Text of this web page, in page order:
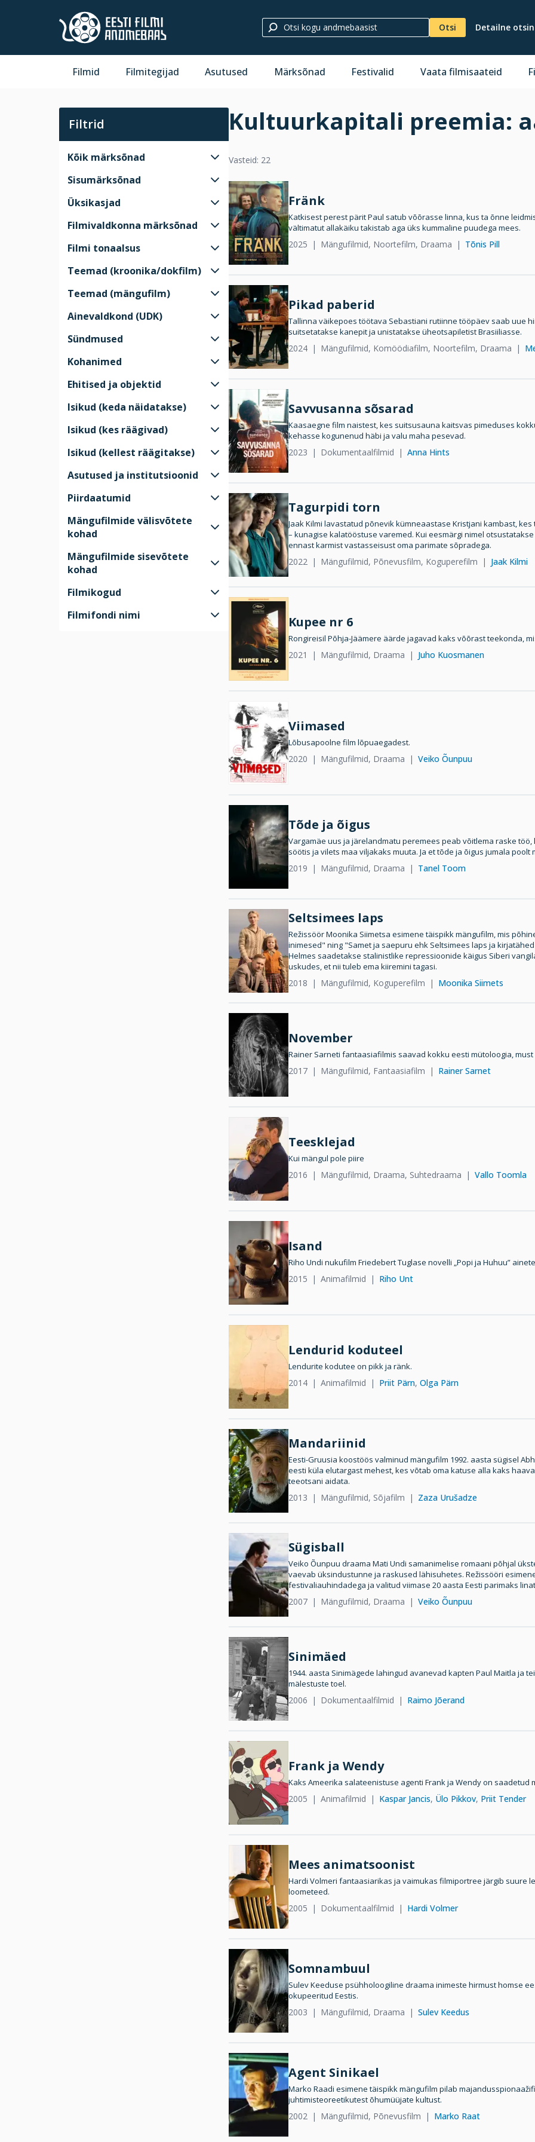
Otsi Detailne
Filmid Filmitegijad Asutused Märksõnad Festivalid Vaata filmisaateid
Filtrid
Kõik märksõnad
Sisumärksõnad
Üksikasjad
Filmivaldkonna märksõnad
Filmi tonaalsus
Teemad (kroonika/dokfilm)
Teemad (mängufilm)
Ainevaldkond (UDK)
Sündmused
Kohanimed
Ehitised ja objektid
Isikud (keda näidatakse)
Isikud (kes räägivad)
Isikud (kellest räägitakse)
Asutused ja institutsioonid
Piirdaatumid
Mängufilmide välisvõtete
kohad
Mängufilmide sisevõtete
kohad
Filmikogud
Filmifondi nimi
Kultuurkapitali preemia:
Vasteid: 22
Fränk
Katkisest perest pärit Paul satub võõrasse linna, kus ta õnne
vältimatut allakäiku takistab aga üks kummaline puudega mees.
2025 Mängufilmid, Noortefilm, Draama Tõnis Pill
Pikad paberid
Tallinna väikepoes töötava Sebastiani rutiinne tööpäev saab uue
suitsetatakse kanepit ja unistatakse üheotsapiletist Brasiiliasse.
2024 Mängufilmid, Komöödiafilm, Noortefilm, Draama
Savvusanna sõsarad
Kaasaegne film naistest, kes suitsusauna kaitsvas pimeduses
kehasse kogunenud häbi ja valu maha pesevad.
2023 Dokumentaalfilmid Anna Hints
Tagurpidi torn
Jaak Kilmi lavastatud põnevik kümneaastase Kristjani kambast,
– kunagise kalatööstuse varemed. Kui eesmärgi nimel
ennast karmist vastasseisust oma parimate sõpradega.
2022 Mängufilmid, Põnevusfilm, Koguperefilm Jaak Kilmi
Kupee nr 6
Rongireisil Põhja-Jäämere äärde jagavad kaks võõrast teekonda,
2021 Mängufilmid, Draama Juho Kuosmanen
Viimased
Lõbusapoolne film lõpuaegadest.
2020 Mängufilmid, Draama Veiko Õunpuu
Tõde ja õigus
Vargamäe uus ja järelandmatu peremees peab võitlema raske
söötis ja vilets maa viljakaks muuta. Ja et tõde ja õigus jumala
2019 Mängufilmid, Draama Tanel Toom
Seltsimees laps
Režissöör Moonika Siimetsa esimene täispikk mängufilm, mis
inimesed" ning "Samet ja saepuru ehk Seltsimees laps ja
Helmes saadetakse stalinistlike repressioonide käigus Siberi
uskudes, et nii tuleb ema kiiremini tagasi.
2018 Mängufilmid, Koguperefilm Moonika Siimets
November
Rainer Sarneti fantaasiafilmis saavad kokku eesti mütoloogia,
2017 Mängufilmid, Fantaasiafilm Rainer Sarnet
Teesklejad
Kui mängul pole piire
2016 Mängufilmid, Draama, Suhtedraama Vallo Toomla
Isand
Riho Undi nukufilm Friedebert Tuglase novelli „Popi ja Huhuu”
2015 Animafilmid Riho Unt
Lendurid koduteel
Lendurite kodutee on pikk ja ränk.
2014 Animafilmid Priit Pärn, Olga Pärn
Mandariinid
Eesti-Gruusia koostöös valminud mängufilm 1992. aasta sügisel
eesti küla elutargast mehest, kes võtab oma katuse alla kaks
teeotsani aidata.
2013 Mängufilmid, Sõjafilm Zaza Urušadze
Sügisball
Veiko Õunpuu draama Mati Undi samanimelise romaani põhjal
vaevab üksindustunne ja raskused lähisuhetes. Režissööri
festivaliauhindadega ja valitud viimase 20 aasta Eesti parimaks
2007 Mängufilmid, Draama Veiko Õunpuu
Sinimäed
1944. aasta Sinimägede lahingud avanevad kapten Paul Maitla ja
mälestuste toel.
2006 Dokumentaalfilmid Raimo Jõerand
Frank ja Wendy
Kaks Ameerika salateenistuse agenti Frank ja Wendy on saadetud
2005 Animafilmid Kaspar Jancis, Ülo Pikkov, Priit Tender
Mees animatsoonist
Hardi Volmeri fantaasiarikas ja vaimukas filmiportree järgib suure
loometeed.
2005 Dokumentaalfilmid Hardi Volmer
Somnambuul
Sulev Keeduse psühholoogiline draama inimeste hirmust homse
okupeeritud Eestis.
2003 Mängufilmid, Draama Sulev Keedus
Agent Sinikael
Marko Raadi esimene täispikk mängufilm pilab
juhtimisteoreetikutest õhumüüjate kultust.
2002 Mängufilmid, Põnevusfilm Marko Raat